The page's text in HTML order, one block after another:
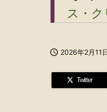
ス・
 2026年2月11
Twitter